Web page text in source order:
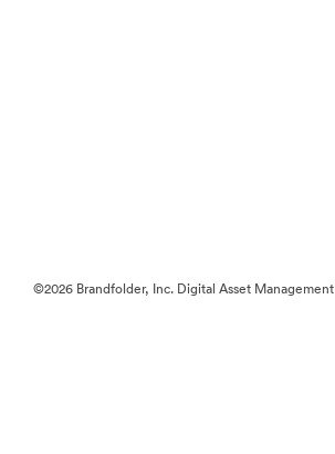
©2026 Brandfolder, Inc. Digital Asset Management